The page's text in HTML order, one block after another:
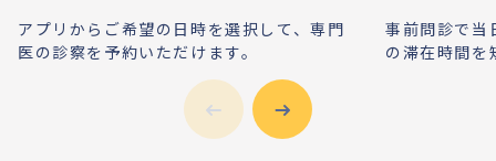
アプリからご希望の日時を選択して、専門
医の診察を予約いただけます。
事前問診で当
の滞在時間を